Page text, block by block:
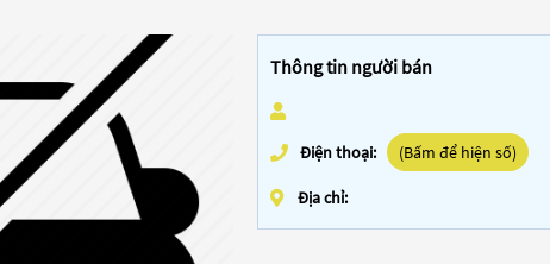
Thông tin người bán
Điện thoại: (Bấm để hiện số)
Địa chỉ: